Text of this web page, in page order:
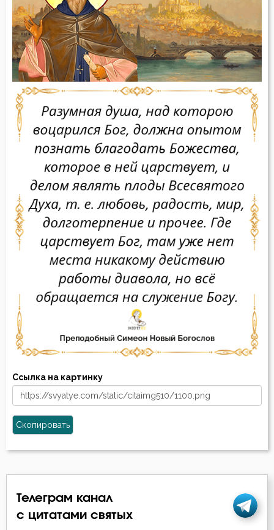
Ссылка на картинку
Скопировать
Телеграм канал
с цитатами святых